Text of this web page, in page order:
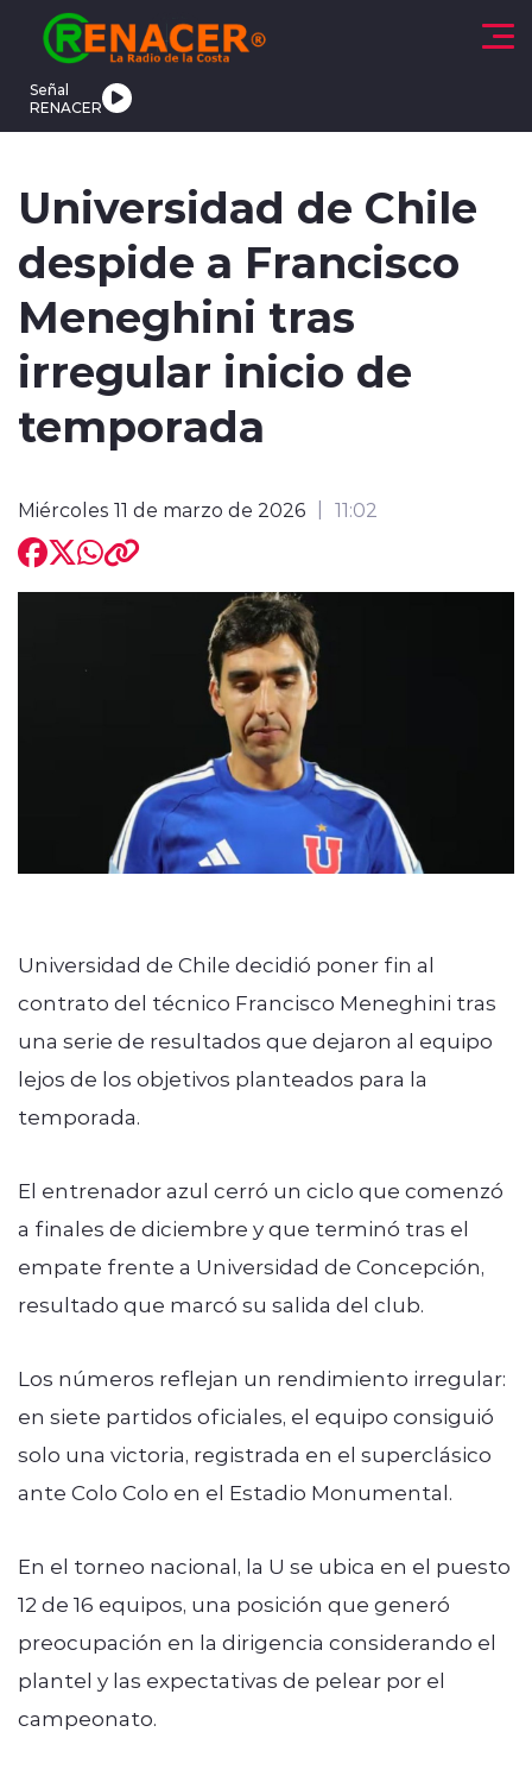
Click acá para ir directamente al contenido
Señal
RENACER
modo claro
Universidad de Chile
despide a Francisco
Meneghini tras
irregular inicio de
temporada
Miércoles 11 de marzo de 2026 11:02
Universidad de Chile decidió poner fin al
contrato del técnico Francisco Meneghini tras
una serie de resultados que dejaron al equipo
lejos de los objetivos planteados para la
temporada.
El entrenador azul cerró un ciclo que comenzó
a finales de diciembre y que terminó tras el
empate frente a Universidad de Concepción,
resultado que marcó su salida del club.
Los números reflejan un rendimiento irregular:
en siete partidos oficiales, el equipo consiguió
solo una victoria, registrada en el superclásico
ante Colo Colo en el Estadio Monumental.
En el torneo nacional, la U se ubica en el puesto
12 de 16 equipos, una posición que generó
preocupación en la dirigencia considerando el
plantel y las expectativas de pelear por el
campeonato.